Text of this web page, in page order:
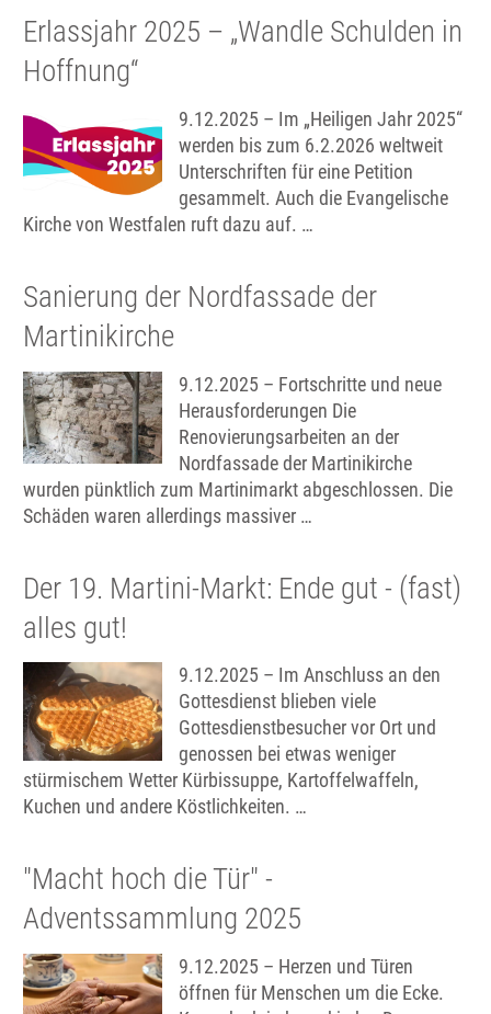
Erlassjahr 2025 – „Wandle Schulden in
Hoffnung“
9.12.2025 – Im „Heiligen Jahr 2025“
werden bis zum 6.2.2026 weltweit
Unterschriften für eine Petition
gesammelt. Auch die Evangelische
Kirche von Westfalen ruft dazu auf. …
Sanierung der Nordfassade der
Martinikirche
9.12.2025 – Fortschritte und neue
Herausforderungen Die
Renovierungsarbeiten an der
Nordfassade der Martinikirche
wurden pünktlich zum Martinimarkt abgeschlossen. Die
Schäden waren allerdings massiver …
Der 19. Martini-Markt: Ende gut - (fast)
alles gut!
9.12.2025 – Im Anschluss an den
Gottesdienst blieben viele
Gottesdienstbesucher vor Ort und
genossen bei etwas weniger
stürmischem Wetter Kürbissuppe, Kartoffelwaffeln,
Kuchen und andere Köstlichkeiten. …
"Macht hoch die Tür" -
Adventssammlung 2025
9.12.2025 – Herzen und Türen
öffnen für Menschen um die Ecke.